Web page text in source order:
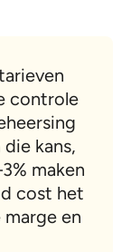
controle
kans,
maken
cost het
en